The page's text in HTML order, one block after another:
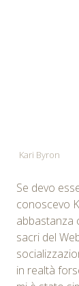
Kari Byron
Se devo
conoscevo
abbastanza
sacri del
in realtà